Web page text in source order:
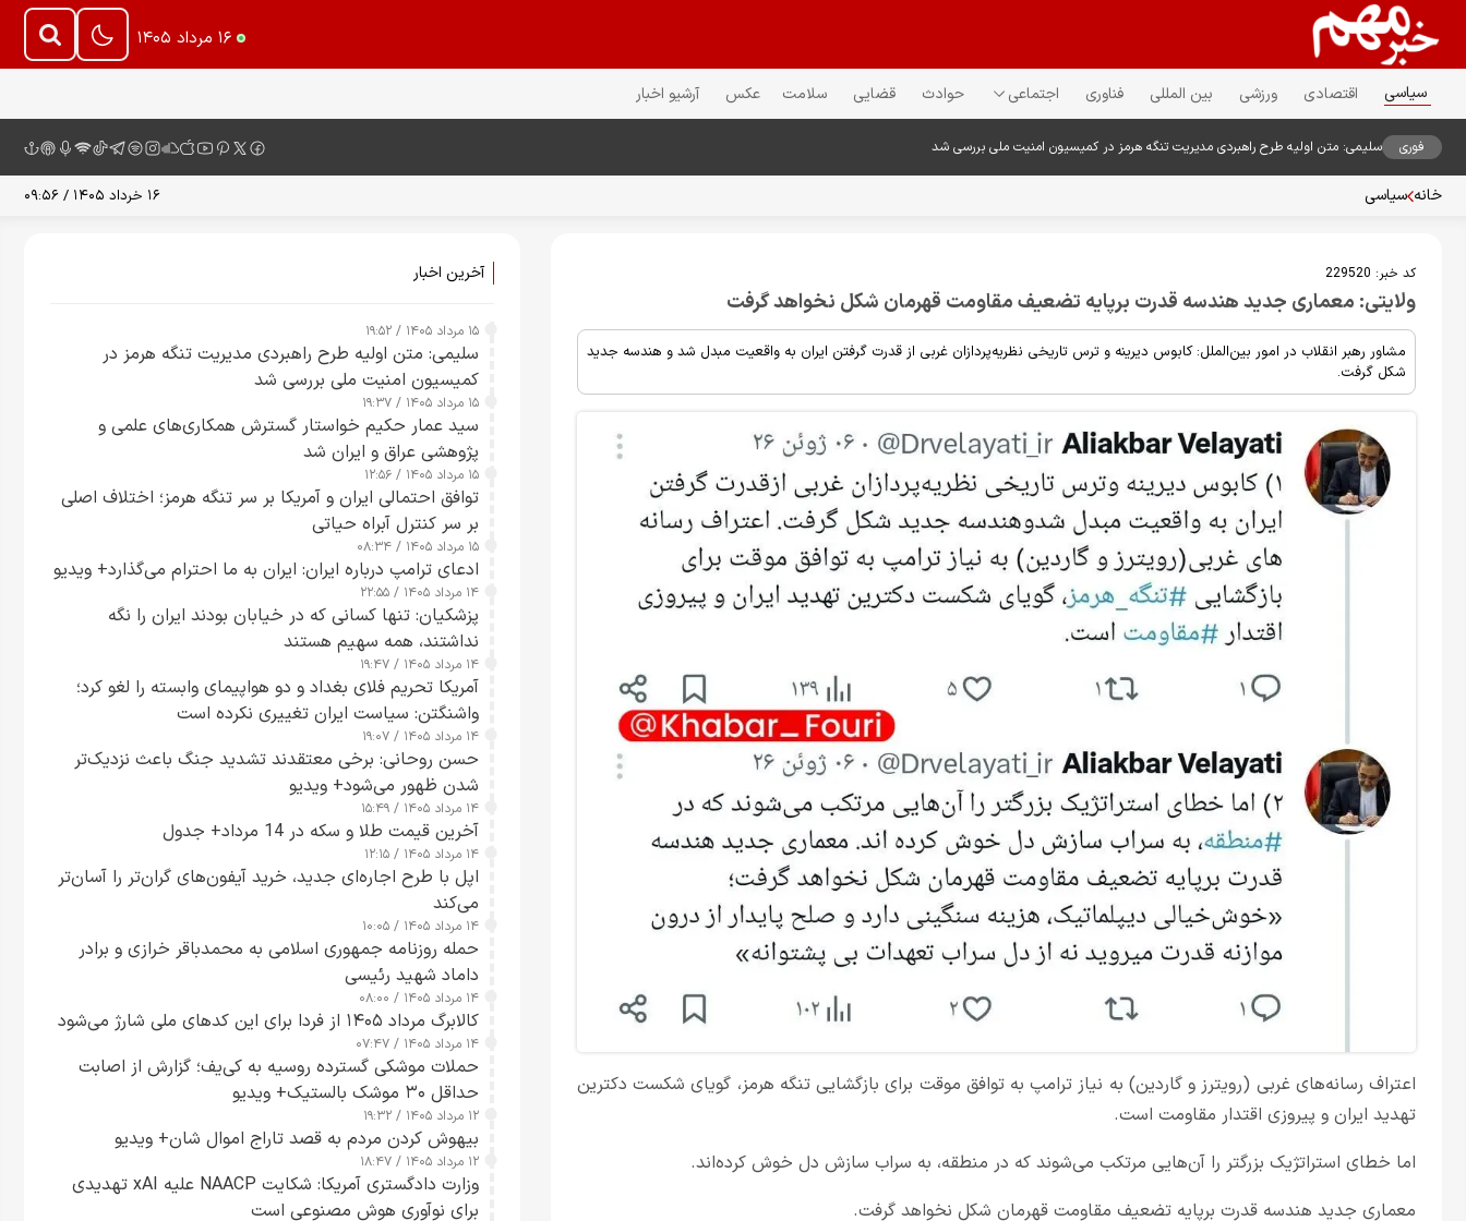
۱۶ مرداد ۱۴۰۵
سیاسی اقتصادی ورزشی بین المللی فناوری اجتماعی حوادث قضایی سلامت عکس آرشیو اخبار
فوری سلیمی: متن اولیه طرح راهبردی مدیریت تنگه هرمز در کمیسیون امنیت ملی بررسی شد
خانه سیاسی ۱۶ خرداد ۱۴۰۵ / ۰۹:۵۶
کد خبر: 229520
ولایتی: معماری جدید هندسه قدرت برپایه تضعیف مقاومت قهرمان شکل نخواهد گرفت
مشاور رهبر انقلاب در امور بین‌الملل: کابوس دیرینه و ترس تاریخی نظریه‌پردازان غربی از قدرت گرفتن ایران به واقعیت مبدل شد و هندسه جدید
شکل گرفت.
اعتراف رسانه‌های غربی (رویترز و گاردین) به نیاز ترامپ به توافق موقت برای بازگشایی تنگه هرمز، گویای شکست دکترین
تهدید ایران و پیروزی اقتدار مقاومت است.
اما خطای استراتژیک بزرگتر را آن‌هایی مرتکب می‌شوند که در منطقه، به سراب سازش دل خوش کرده‌اند.
معماری جدید هندسه قدرت برپایه تضعیف مقاومت قهرمان شکل نخواهد گرفت.
آخرین اخبار
۱۵ مرداد ۱۴۰۵ / ۱۹:۵۲
سلیمی: متن اولیه طرح راهبردی مدیریت تنگه هرمز در
کمیسیون امنیت ملی بررسی شد
۱۵ مرداد ۱۴۰۵ / ۱۹:۳۷
سید عمار حکیم خواستار گسترش همکاری‌های علمی و
پژوهشی عراق و ایران شد
۱۵ مرداد ۱۴۰۵ / ۱۲:۵۶
توافق احتمالی ایران و آمریکا بر سر تنگه هرمز؛ اختلاف اصلی
بر سر کنترل آبراه حیاتی
۱۵ مرداد ۱۴۰۵ / ۰۸:۳۴
ادعای ترامپ درباره ایران: ایران به ما احترام می‌گذارد+ ویدیو
۱۴ مرداد ۱۴۰۵ / ۲۲:۵۵
پزشکیان: تنها کسانی که در خیابان بودند ایران را نگه
نداشتند، همه سهیم هستند
۱۴ مرداد ۱۴۰۵ / ۱۹:۴۷
آمریکا تحریم فلای بغداد و دو هواپیمای وابسته را لغو کرد؛
واشنگتن: سیاست ایران تغییری نکرده است
۱۴ مرداد ۱۴۰۵ / ۱۹:۰۷
حسن روحانی: برخی معتقدند تشدید جنگ باعث نزدیک‌تر
شدن ظهور می‌شود+ ویدیو
۱۴ مرداد ۱۴۰۵ / ۱۵:۴۹
آخرین قیمت طلا و سکه در 14 مرداد+ جدول
۱۴ مرداد ۱۴۰۵ / ۱۲:۱۵
اپل با طرح اجاره‌ای جدید، خرید آیفون‌های گران‌تر را آسان‌تر
می‌کند
۱۴ مرداد ۱۴۰۵ / ۱۰:۰۵
حمله روزنامه جمهوری اسلامی به محمدباقر خرازی و برادر
داماد شهید رئیسی
۱۴ مرداد ۱۴۰۵ / ۰۸:۰۰
کالابرگ مرداد ۱۴۰۵ از فردا برای این کدهای ملی شارژ می‌شود
۱۴ مرداد ۱۴۰۵ / ۰۷:۴۷
حملات موشکی گسترده روسیه به کی‌یف؛ گزارش از اصابت
حداقل ۳۰ موشک بالستیک+ ویدیو
۱۲ مرداد ۱۴۰۵ / ۱۹:۳۲
بیهوش کردن مردم به قصد تاراج اموال شان+ ویدیو
۱۲ مرداد ۱۴۰۵ / ۱۸:۴۷
وزارت دادگستری آمریکا: شکایت NAACP علیه xAI تهدیدی
برای نوآوری هوش مصنوعی است